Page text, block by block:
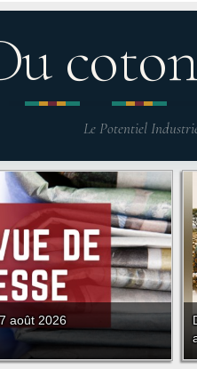
Le Potentiel
août 2026